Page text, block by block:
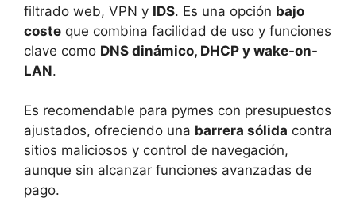
filtrado web, VPN y IDS. Es una opción bajo
coste que combina facilidad de uso y funciones
clave como DNS dinámico, DHCP y wake-on-
LAN.
Es recomendable para pymes con presupuestos
ajustados, ofreciendo una barrera sólida contra
sitios maliciosos y control de navegación,
aunque sin alcanzar funciones avanzadas de
pago.